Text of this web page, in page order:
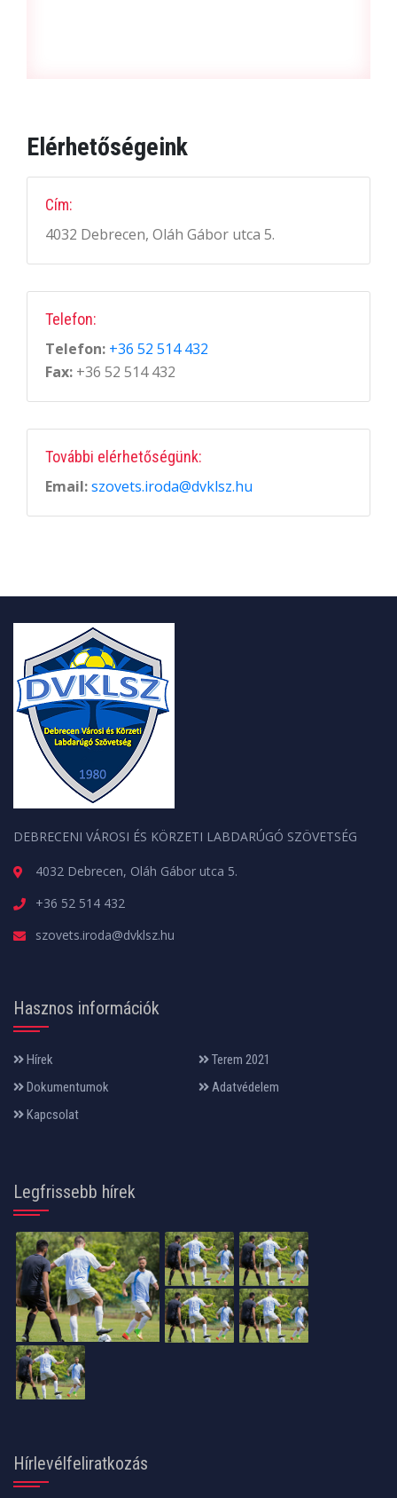
Elérhetőségeink
Cím:
4032 Debrecen, Oláh Gábor utca 5.
Telefon:
Telefon: +36 52 514 432
Fax: +36 52 514 432
További elérhetőségünk:
Email:szovets.iroda@dvklsz.hu
DEBRECENI VÁROSI ÉS KÖRZETI LABDARÚGÓ SZÖVETSÉG
4032 Debrecen, Oláh Gábor utca 5.
+36 52 514 432
szovets.iroda@dvklsz.hu
Hasznos információk
Hírek
Terem 2021
Dokumentumok
Adatvédelem
Kapcsolat
Legfrissebb hírek
Hírlevélfeliratkozás